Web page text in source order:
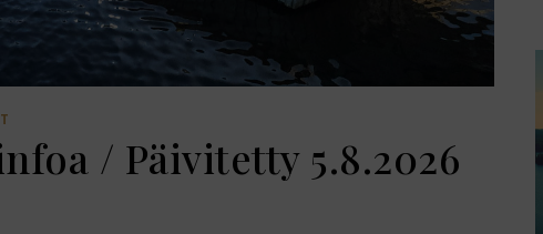
/ Päivitetty 5.8.2026